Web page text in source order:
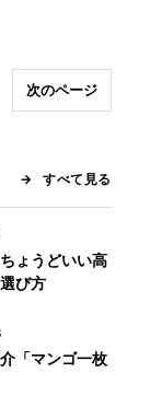
次のページ
すべて見る
ょうどいい高
び方
「マンゴ一枚